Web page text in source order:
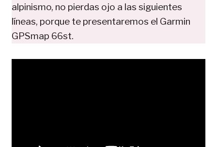
alpinismo, no pierdas ojo a las siguientes
líneas, porque te presentaremos el Garmin
GPSmap 66st.